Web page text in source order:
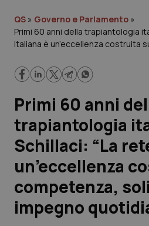
Governo e Parlamento
Regioni e Asl
Lavoro e Professioni
Scienza e Farmaci
Studi e Analisi
Lettere al direttore
Edizioni Regionali
QS » Governo e Parlamento »
Primi 60 anni della trapiantologia
italiana è un’eccellenza costruita
Primi 60 anni
trapiantologia
Schillaci: “La
un’eccellenza
competenza,
impegno